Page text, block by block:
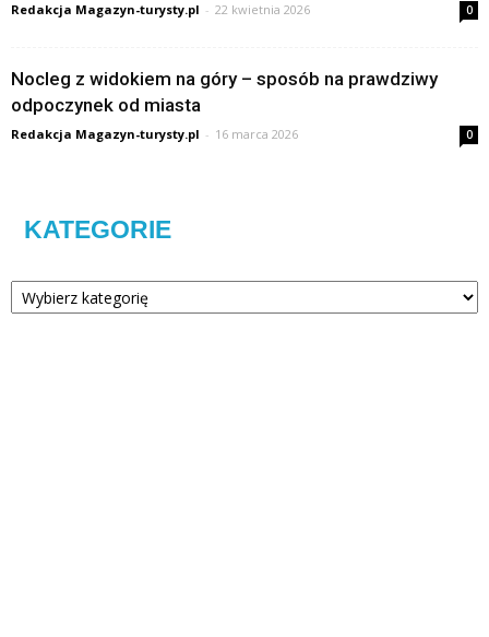
Redakcja Magazyn-turysty.pl - 22 kwietnia 2026 0
Nocleg z widokiem na góry – sposób na prawdziwy
odpoczynek od miasta
Redakcja Magazyn-turysty.pl - 16 marca 2026 0
KATEGORIE
Kategorie